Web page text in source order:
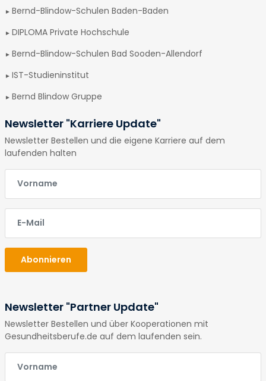
Bernd-Blindow-Schulen Baden-Baden
DIPLOMA Private Hochschule
Bernd-Blindow-Schulen Bad Sooden-Allendorf
IST-Studieninstitut
Bernd Blindow Gruppe
Newsletter "Karriere Update"
Newsletter Bestellen und die eigene Karriere auf dem
laufenden halten
E-Mail
E-Mail
Abonnieren
Newsletter "Partner Update"
Newsletter Bestellen und über Kooperationen mit
Gesundheitsberufe.de auf dem laufenden sein.
E-Mail